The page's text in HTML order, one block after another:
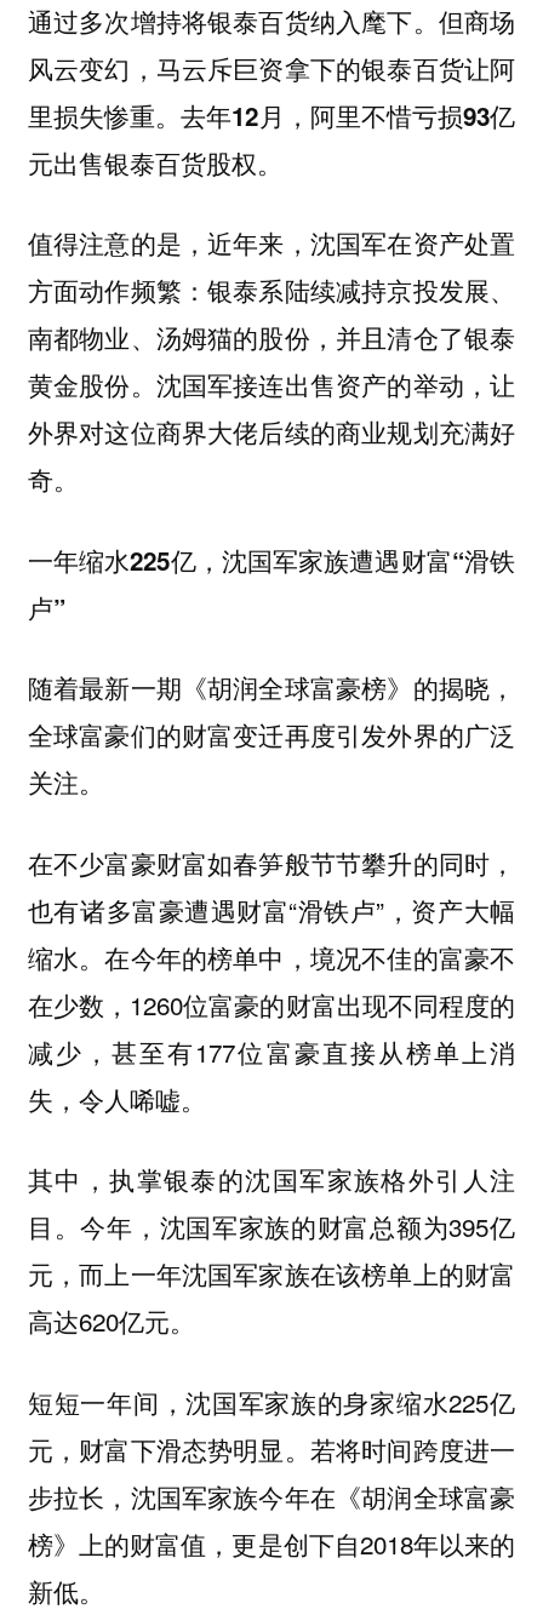
通过多次增持将银泰百货纳入麾下。但商场
风云变幻，马云斥巨资拿下的银泰百货让阿
里损失惨重。去年12月，阿里不惜亏损93亿
元出售银泰百货股权。
值得注意的是，近年来，沈国军在资产处置
方面动作频繁：银泰系陆续减持京投发展、
南都物业、汤姆猫的股份，并且清仓了银泰
黄金股份。沈国军接连出售资产的举动，让
外界对这位商界大佬后续的商业规划充满好
奇。
一年缩水225亿，沈国军家族遭遇财富“滑铁
卢”
随着最新一期《胡润全球富豪榜》的揭晓，
全球富豪们的财富变迁再度引发外界的广泛
关注。
在不少富豪财富如春笋般节节攀升的同时，
也有诸多富豪遭遇财富“滑铁卢”，资产大幅
缩水。在今年的榜单中，境况不佳的富豪不
在少数，1260位富豪的财富出现不同程度的
减少，甚至有177位富豪直接从榜单上消
失，令人唏嘘。
其中，执掌银泰的沈国军家族格外引人注
目。今年，沈国军家族的财富总额为395亿
元，而上一年沈国军家族在该榜单上的财富
高达620亿元。
短短一年间，沈国军家族的身家缩水225亿
元，财富下滑态势明显。若将时间跨度进一
步拉长，沈国军家族今年在《胡润全球富豪
榜》上的财富值，更是创下自2018年以来的
新低。